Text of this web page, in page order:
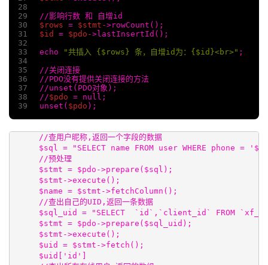
28
29
30
31
32
33
34
35
36
37
38
39
//影响行数 和 自增id
$rows = $stmt->rowCount();
$id
= $pdo->lastInsertId();
echo
"共插入 {$rows} 条，自增id为：{$id}<br>" ;
//关闭连接
//PDO没有提供关闭连接的方法
//unset(PDO对象);
//$pdo = null;
unset( $pdo );
//查用户昵称,返回一个字段的数据
$sql = "SELECT name FROM user WHERE phone =
//预处理
$stmt = $pdo->prepare($sql);
$stmt->execute();
$name = $stmt->fetchColumn();
//查出自己的UID,返回一条数据
$sql_uid = "SELECT  `id`,`client_id` FROM
$stmt = $pdo->prepare($sql_uid);
$stmt->execute();
$uid = $stmt->fetch();
$uid['id']